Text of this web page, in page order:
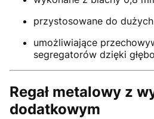
przystosowane do
umożliwiające
segregatorów dzięki
Regał metalowy z
dodatkowym